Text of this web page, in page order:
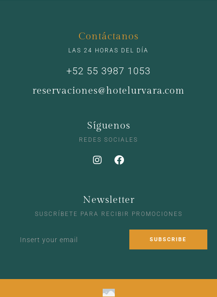
Contáctanos
LAS 24 HORAS DEL DÍA
+52 55 3987 1053
reservaciones@hotelurvara.com
Síguenos
REDES SOCIALES
Newsletter
SUSCRÍBETE PARA RECIBIR PROMOCIONES